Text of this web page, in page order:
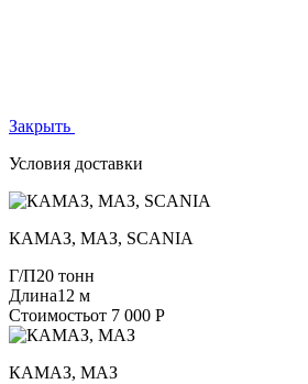
Закрыть
Условия доставки
КАМАЗ, МАЗ, SCANIA
Г/П20 тонн
Длина12 м
Стоимостьот 7 000 Р
КАМАЗ, МАЗ